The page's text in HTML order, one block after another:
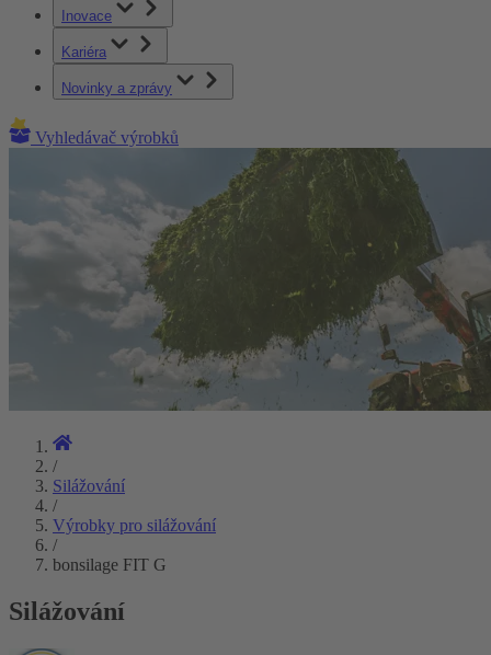
Inovace
Kariéra
Novinky a zprávy
Vyhledávač výrobků
/
Silážování
/
Výrobky pro silážování
/
bonsilage FIT G
Silážování